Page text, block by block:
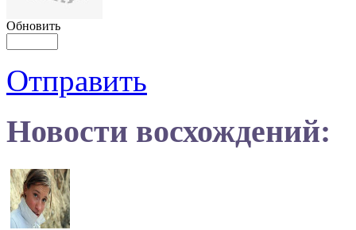
Обновить
Отправить
Новости восхождений: